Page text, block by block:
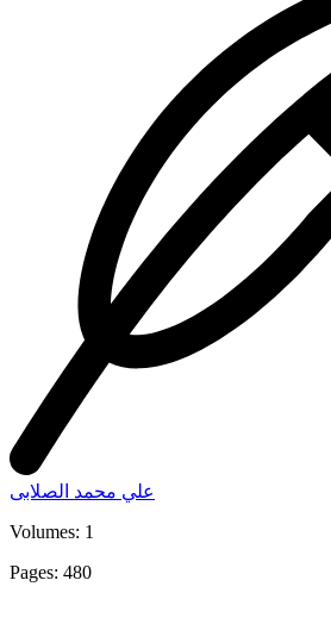
علي محمد الصلابى
Volumes: 1
Pages: 480